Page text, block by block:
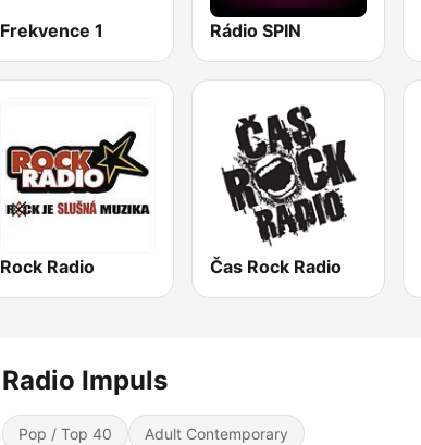
Frekvence 1 Rádio SPIN
Rock Radio Čas Rock Radio
Radio Impuls
Pop / Top 40 Adult Contemporary